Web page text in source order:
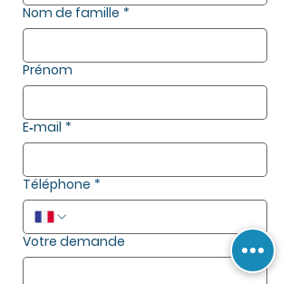
Nom de famille *
Prénom
E‑mail *
Téléphone *
Votre demande